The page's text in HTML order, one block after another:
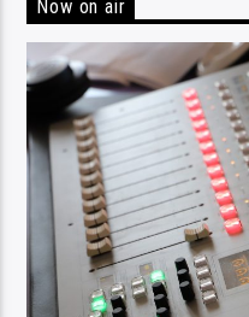
Now on air